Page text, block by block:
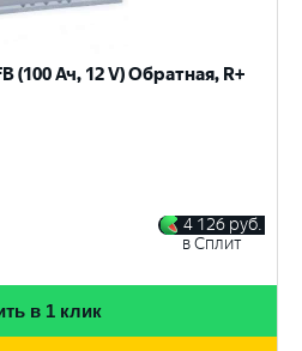
(100 Ач, 12 V) Обратная, R+
4 126 руб.
в Сплит
в 1 клик